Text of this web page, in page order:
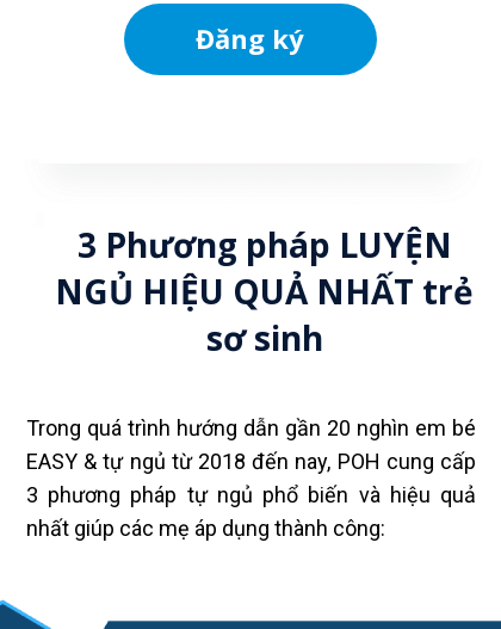
Đăng ký
3 Phương pháp LUYỆN
NGỦ HIỆU QUẢ NHẤT trẻ
sơ sinh
Trong quá trình hướng dẫn gần 20 nghìn em bé
EASY & tự ngủ từ 2018 đến nay, POH cung cấp
3 phương pháp tự ngủ phổ biến và hiệu quả
nhất giúp các mẹ áp dụng thành công: